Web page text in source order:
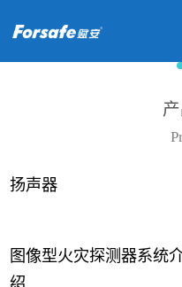
扬声器
图像型火灾探测器系统
绍
...